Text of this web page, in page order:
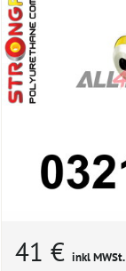
41 € inkl MWSt.